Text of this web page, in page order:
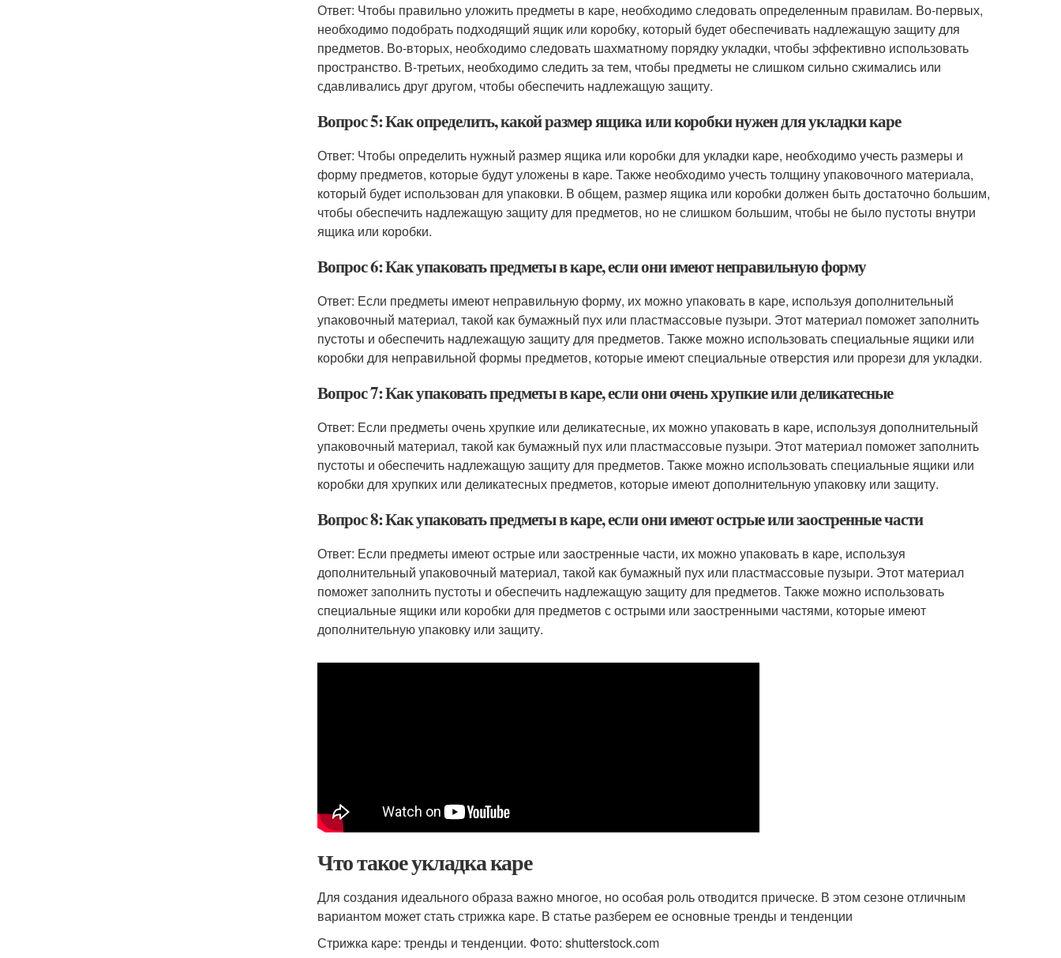
Ответ: Чтобы правильно уложить предметы в каре, необходимо следовать определенным правилам. Во-первых,
необходимо подобрать подходящий ящик или коробку, который будет обеспечивать надлежащую защиту для
предметов. Во-вторых, необходимо следовать шахматному порядку укладки, чтобы эффективно использовать
пространство. В-третьих, необходимо следить за тем, чтобы предметы не слишком сильно сжимались или
сдавливались друг другом, чтобы обеспечить надлежащую защиту.
Вопрос 5: Как определить, какой размер ящика или коробки нужен для укладки каре
Ответ: Чтобы определить нужный размер ящика или коробки для укладки каре, необходимо учесть размеры и
форму предметов, которые будут уложены в каре. Также необходимо учесть толщину упаковочного материала,
который будет использован для упаковки. В общем, размер ящика или коробки должен быть достаточно большим,
чтобы обеспечить надлежащую защиту для предметов, но не слишком большим, чтобы не было пустоты внутри
ящика или коробки.
Вопрос 6: Как упаковать предметы в каре, если они имеют неправильную форму
Ответ: Если предметы имеют неправильную форму, их можно упаковать в каре, используя дополнительный
упаковочный материал, такой как бумажный пух или пластмассовые пузыри. Этот материал поможет заполнить
пустоты и обеспечить надлежащую защиту для предметов. Также можно использовать специальные ящики или
коробки для неправильной формы предметов, которые имеют специальные отверстия или прорези для укладки.
Вопрос 7: Как упаковать предметы в каре, если они очень хрупкие или деликатесные
Ответ: Если предметы очень хрупкие или деликатесные, их можно упаковать в каре, используя дополнительный
упаковочный материал, такой как бумажный пух или пластмассовые пузыри. Этот материал поможет заполнить
пустоты и обеспечить надлежащую защиту для предметов. Также можно использовать специальные ящики или
коробки для хрупких или деликатесных предметов, которые имеют дополнительную упаковку или защиту.
Вопрос 8: Как упаковать предметы в каре, если они имеют острые или заостренные части
Ответ: Если предметы имеют острые или заостренные части, их можно упаковать в каре, используя
дополнительный упаковочный материал, такой как бумажный пух или пластмассовые пузыри. Этот материал
поможет заполнить пустоты и обеспечить надлежащую защиту для предметов. Также можно использовать
специальные ящики или коробки для предметов с острыми или заостренными частями, которые имеют
дополнительную упаковку или защиту.
Что такое укладка каре
Для создания идеального образа важно многое, но особая роль отводится прическе. В этом сезоне отличным
вариантом может стать стрижка каре. В статье разберем ее основные тренды и тенденции
Стрижка каре: тренды и тенденции. Фото: shutterstock.com